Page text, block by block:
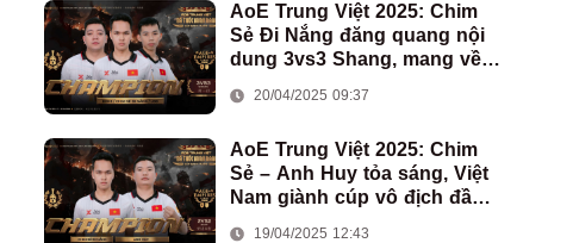
AoE Trung Việt 2025: Chim
Sẻ Đi Nắng đăng quang nội
dung 3vs3 Shang, mang về
đoàn AoE Việt Nam
20/04/2025 09:37
AoE Trung Việt 2025: Chim
Sẻ – Anh Huy tỏa sáng, Việt
Nam giành cúp vô địch đầu
19/04/2025 12:43